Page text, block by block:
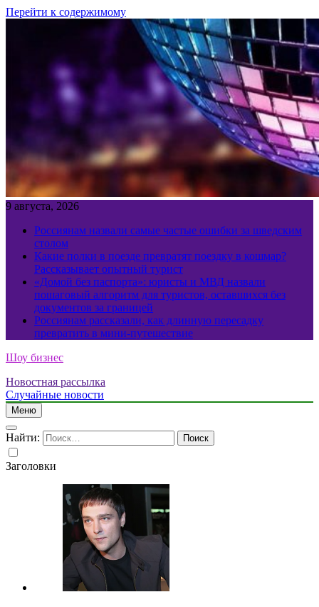
Перейти к содержимому
9 августа, 2026
Россиянам назвали самые частые ошибки за шведским
столом
Какие полки в поезде превратят поездку в кошмар?
Рассказывает опытный турист
«Домой без паспорта»: юристы и МВД назвали
пошаговый алгоритм для туристов, оставшихся без
документов за границей
Россиянам рассказали, как длинную пересадку
превратить в мини-путешествие
Шоу бизнес
Новостная рассылка
Случайные новости
Меню
Найти:
Заголовки